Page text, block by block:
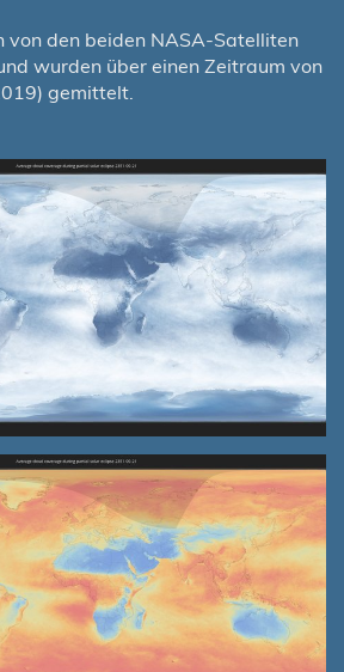
von den beiden NASA-Satelliten
wurden über einen Zeitraum von
gemittelt.